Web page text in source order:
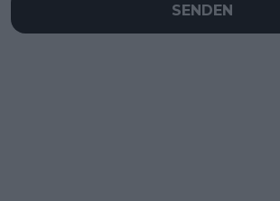
SENDEN